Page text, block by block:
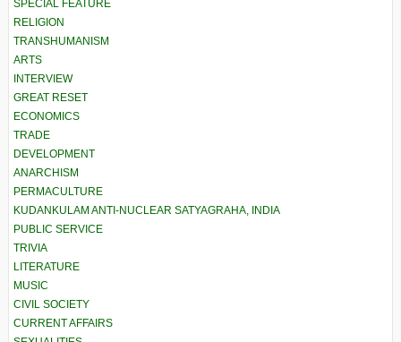
SPECIAL FEATURE
RELIGION
TRANSHUMANISM
ARTS
INTERVIEW
GREAT RESET
ECONOMICS
TRADE
DEVELOPMENT
ANARCHISM
PERMACULTURE
KUDANKULAM ANTI-NUCLEAR SATYAGRAHA, INDIA
PUBLIC SERVICE
TRIVIA
LITERATURE
MUSIC
CIVIL SOCIETY
CURRENT AFFAIRS